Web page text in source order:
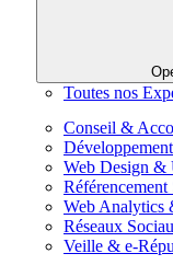
Toutes nos
Conseil &
Web Design
Web Analytics
Réseaux
Veille & e-